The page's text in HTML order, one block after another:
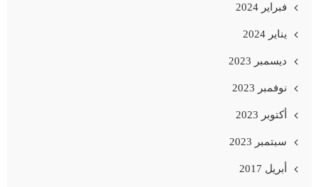
فبراير 2024
يناير 2024
ديسمبر 2023
نوفمبر 2023
أكتوبر 2023
سبتمبر 2023
أبريل 2017